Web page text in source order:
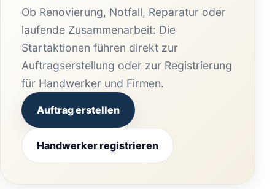
Ob Renovierung, Notfall, Reparatur oder
laufende Zusammenarbeit: Die
Startaktionen führen direkt zur
Auftragserstellung oder zur Registrierung
für Handwerker und Firmen.
Auftrag erstellen
Handwerker registrieren